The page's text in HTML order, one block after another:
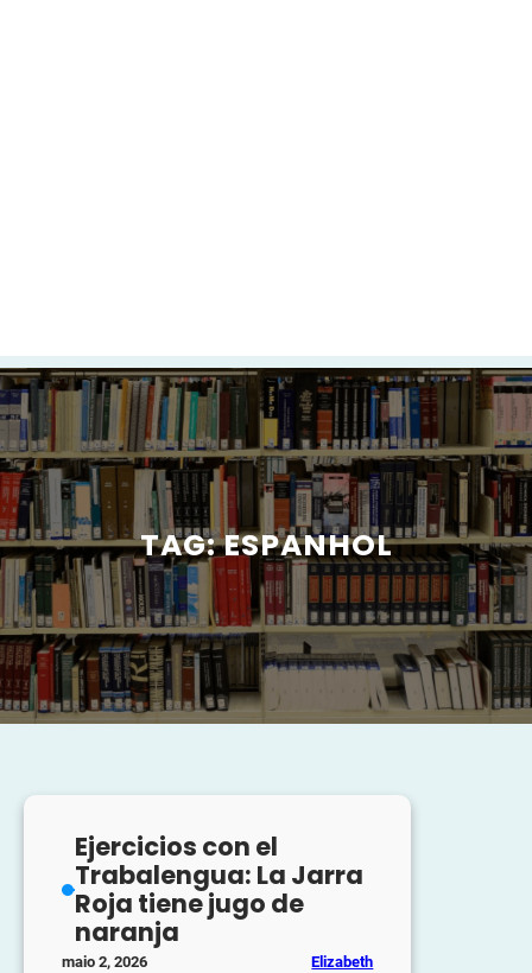
TAG:ESPANHOL
Ejercicios con el
Trabalengua: La Jarra
Roja tiene jugo de
naranja
maio 2, 2026 Elizabeth